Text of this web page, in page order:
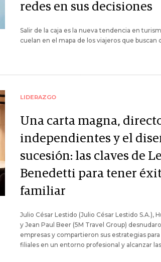
redes en sus decisiones
Salir de la caja es la nueva tendencia en
cuelan en el mapa de los viajeros que buscan
LIDERAZGO
Una carta magna,
independientes y el
sucesión: las claves de
Benedetti para tener
familiar
Julio César Lestido (Julio César Lestido S.A.),
y Jean Paul Beer (5M Travel Group)
empresas y compartieron sus estrategias
filiales en un entorno profesional y alcanzar